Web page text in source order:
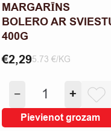
MARGARĪNS
BOLERO AR
400G
€2,295.73 €/KG
−
MARGARĪNS
BOLERO
AR
SVIESTU
+
Pievienot grozam